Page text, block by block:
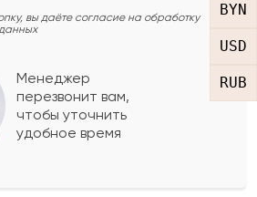
BYN
USD
RUB
вы даёте согласие на обработку
Менеджер
перезвонит вам,
чтобы уточнить
удобное время